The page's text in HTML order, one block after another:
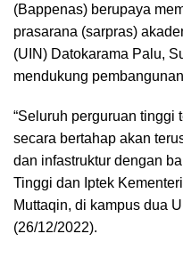
(Bappenas) berupaya
prasarana (sarpras)
(UIN) Datokarama Palu,
mendukung
“Seluruh perguruan tinggi
secara bertahap akan
dan infastruktur dengan
Tinggi dan Iptek
Muttaqin, di kampus dua
(26/12/2022).